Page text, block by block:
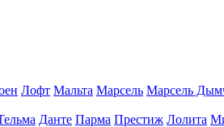
Лофт Мальта Марсель Марсель
Данте Парма Престиж Лолита